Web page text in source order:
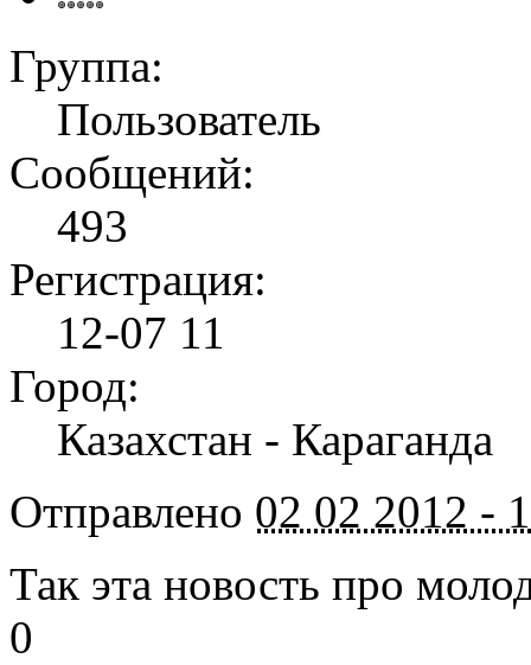
Группа:
Пользователь
Сообщений:
493
Регистрация:
12-07 11
Город:
Казахстан - Караганда
Отправлено 02 02 2012 -
Так эта новость про
0